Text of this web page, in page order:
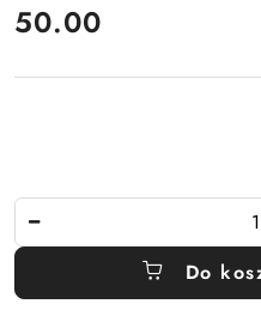
Cena:
50.00
Do